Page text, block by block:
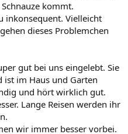
kommt.
inkonsequent. Vielleicht
dieses Problemchen
gut bei uns eingelebt. Sie
ist im Haus und Garten
und hört wirklich gut.
Lange Reisen werden ihr
wir immer besser vorbei.